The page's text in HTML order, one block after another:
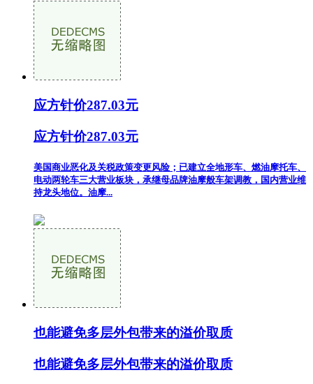
应方针价287.03元
应方针价287.03元
美国商业恶化及关税政策变更风险；已建立全地形车、燃油摩托车、
电动两轮车三大营业板块，承继母品牌油摩般车架调教，国内营业维
持龙头地位。油摩...
也能避免多层外包带来的溢价取质
也能避免多层外包带来的溢价取质